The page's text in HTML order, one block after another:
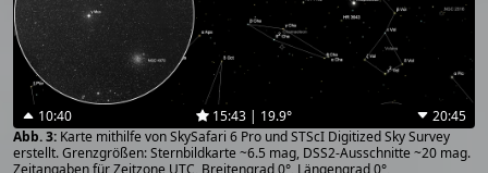
10:40 15:43 | 19.9°
20:45
Karte mithilfe von SkySafari 6 Pro und STScI Digitized Sky Survey
erstellt. Grenzgrößen: Sternbildkarte ~6.5 mag, DSS2-Ausschnitte ~20 mag.
Zeitangaben für Zeitzone UTC, Breitengrad 0°, Längengrad 0°,